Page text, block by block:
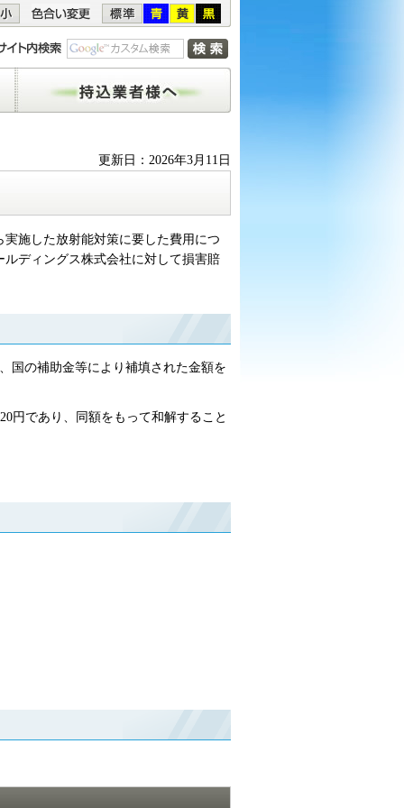
持込業者様へ
更新日：2026年3月11日
施した放射能対策に要した費用につ
ディングス株式会社に対して損害賠
国の補助金等により補填された金額を
円であり、同額をもって和解すること